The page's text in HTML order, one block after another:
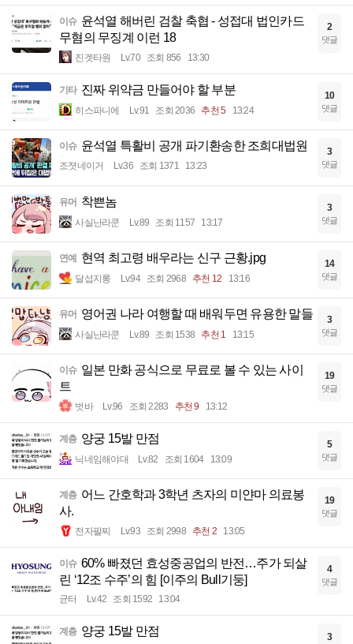
이슈 윤석열 해버린 검찰 축협 - 성접대 법인카드
무혐의 무징계 이런 18
진겟타원 Lv.70 조회 856 13:30
2
댓글
기타 진짜 위약금 만들어야 할 부분
히스파니에 Lv.91 조회 2036 추천 5 13:24
10
댓글
이슈 윤석열 특활비 공개 파기환송한 조희대법원
조졋네이거 Lv.36 조회 1371 13:23
3
댓글
유머 착쁜놈
사실난라쿤 Lv.89 조회 1157 13:17
3
댓글
연예 현역 최고령 배우라는 신구 근황.jpg
달섭지롱 Lv.94 조회 2968 추천 12 13:16
14
댓글
유머 영어권 나라 여행할 때 배워두면 유용한 말들
사실난라쿤 Lv.89 조회 1538 추천 1 13:15
3
댓글
이슈 일본 만화 공식으로 무료로 볼 수 있는 사이
트
벗바 Lv.96 조회 2283 추천 9 13:12
19
댓글
계층 양궁 15발 만점
닉네임해야대 Lv.82 조회 1604 13:09
5
댓글
계층 어느 간호학과 3학년 츠자의 미얀마 의료봉
사.
전자팔찌 Lv.93 조회 2998 추천 2 13:05
19
댓글
이슈 60% 빠졌던 효성중공업의 반전…주가 되살
린 ‘12조 수주’의 힘 [이주의 Bull기둥]
균터 Lv.42 조회 1592 13:04
4
댓글
계층 양궁 15발 만점 3